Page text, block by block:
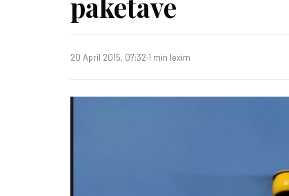
20 April 2015, 07:32·1 min lexim